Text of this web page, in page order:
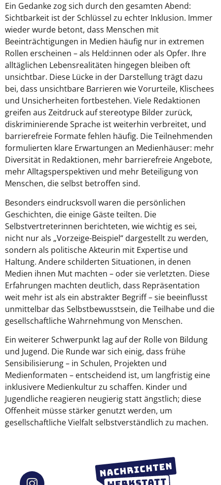
Ein Gedanke zog sich durch den gesamten Abend:
Sichtbarkeit ist der Schlüssel zu echter Inklusion. Immer
wieder wurde betont, dass Menschen mit
Beeinträchtigungen in Medien häufig nur in extremen
Rollen erscheinen – als Held:innen oder als Opfer. Ihre
alltäglichen Lebensrealitäten hingegen bleiben oft
unsichtbar. Diese Lücke in der Darstellung trägt dazu
bei, dass unsichtbare Barrieren wie Vorurteile, Klischees
und Unsicherheiten fortbestehen. Viele Redaktionen
greifen aus Zeitdruck auf stereotype Bilder zurück,
diskriminierende Sprache ist weiterhin verbreitet, und
barrierefreie Formate fehlen häufig. Die Teilnehmenden
formulierten klare Erwartungen an Medienhäuser: mehr
Diversität in Redaktionen, mehr barrierefreie Angebote,
mehr Alltagsperspektiven und mehr Beteiligung von
Menschen, die selbst betroffen sind.
Besonders eindrucksvoll waren die persönlichen
Geschichten, die einige Gäste teilten. Die
Selbstvertreterinnen berichteten, wie wichtig es sei,
nicht nur als „Vorzeige-Beispiel“ dargestellt zu werden,
sondern als politische Akteurin mit Expertise und
Haltung. Andere schilderten Situationen, in denen
Medien ihnen Mut machten – oder sie verletzten. Diese
Erfahrungen machten deutlich, dass Repräsentation
weit mehr ist als ein abstrakter Begriff – sie beeinflusst
unmittelbar das Selbstbewusstsein, die Teilhabe und die
gesellschaftliche Wahrnehmung von Menschen.
Ein weiterer Schwerpunkt lag auf der Rolle von Bildung
und Jugend. Die Runde war sich einig, dass frühe
Sensibilisierung – in Schulen, Projekten und
Medienformaten – entscheidend ist, um langfristig eine
inklusivere Medienkultur zu schaffen. Kinder und
Jugendliche reagieren neugierig statt ängstlich; diese
Offenheit müsse stärker genutzt werden, um
gesellschaftliche Vielfalt selbstverständlich zu machen.